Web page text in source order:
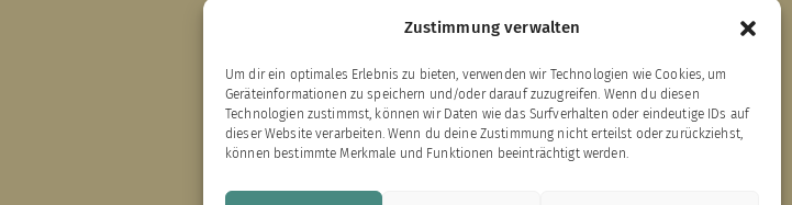
Zustimmung verwalten
Um dir ein optimales Erlebnis zu bieten, verwenden wir Technologien wie Cookies, um
Geräteinformationen zu speichern und/oder darauf zuzugreifen. Wenn du diesen
Technologien zustimmst, können wir Daten wie das Surfverhalten oder eindeutige IDs auf
dieser Website verarbeiten. Wenn du deine Zustimmung nicht erteilst oder zurückziehst,
können bestimmte Merkmale und Funktionen beeinträchtigt werden.
Edition Bärenklau
XEBAN-Verlag
Cookie-Richtlinie (EU)